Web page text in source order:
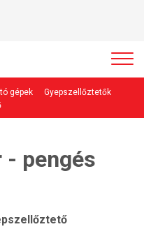
gépek
Gyepszellőztetők
- pengés